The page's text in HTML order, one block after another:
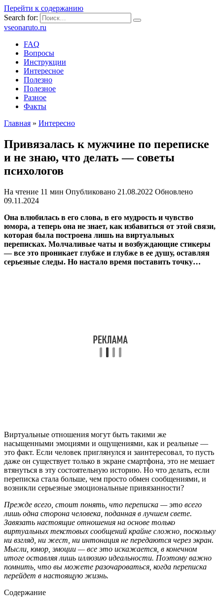
Перейти к содержанию
Search for:
vseonaruto.ru
FAQ
Вопросы
Инструкции
Интересное
Полезно
Полезное
Разное
Факты
Главная » Интересно
Привязалась к мужчине по переписке
и не знаю, что делать — советы
психологов
На чтение 11 мин Опубликовано 21.08.2022 Обновлено
09.11.2024
Она влюбилась в его слова, в его мудрость и чувство
юмора, а теперь она не знает, как избавиться от этой связи,
которая была построена лишь на виртуальных
переписках. Молчаливые чаты и возбуждающие стикеры
— все это проникает глубже и глубже в ее душу, оставляя
серьезные следы. Но настало время поставить точку…
Виртуальные отношения могут быть такими же
насыщенными эмоциями и ощущениями, как и реальные —
это факт. Если человек приглянулся и заинтересовал, то пусть
даже он существует только в экране смартфона, это не мешает
втянуться в эту состоятельную историю. Но что делать, если
переписка стала больше, чем просто обмен сообщениями, и
возникли серьезные эмоциональные привязанности?
Прежде всего, стоит понять, что переписка — это всего
лишь одна сторона человека, поданная в лучшем свете.
Завязать настоящие отношения на основе только
виртуальных текстовых сообщений крайне сложно, поскольку
ни взгляд, ни жест, ни интонация не передаются через экран.
Мысли, юмор, эмоции — все это искажается, в конечном
итоге оставляя лишь иллюзию идеальности. Поэтому важно
помнить, что вы можете разочароваться, когда переписка
перейдет в настоящую жизнь.
Содержание